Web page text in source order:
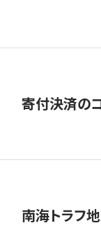
寄付決済の
南海トラフ